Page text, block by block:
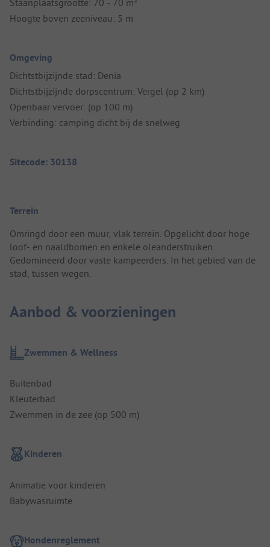
Hoogte boven zeeniveau: 5 m
Omgeving
Dichtstbijzijnde stad: Denia
Dichtstbijzijnde dorpscentrum: Vergel (op 2 km)
Openbaar vervoer: (op 100 m)
Verbinding: camping dicht bij de snelweg
Sitecode: 30138
Terrein
Omringd door een muur, vlak terrein. Opgelicht door hoge
loof- en naaldbomen en enkele oleanderstruiken.
Gedomineerd door vaste kampeerders. In het gebied van de
stad, tussen wegen.
Aanbod & voorzieningen
Zwemmen & Wellness
Buitenbad
Kleuterbad
Zwemmen in de zee (op 500 m)
Kinderen
Animatie voor kinderen
Babywasruimte
Hondenreglement